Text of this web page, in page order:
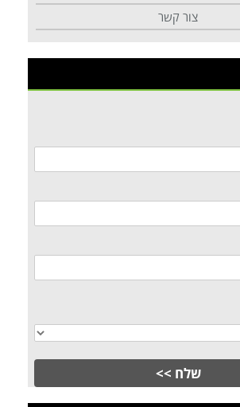
צור קשר